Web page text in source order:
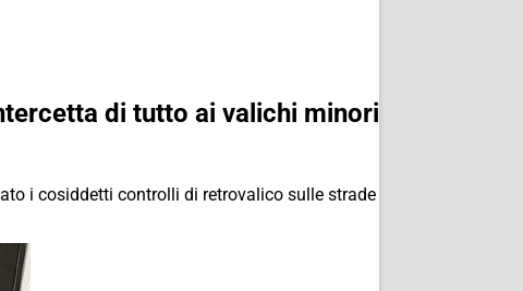
di tutto ai valichi minori
i cosiddetti controlli di retrovalico sulle strade